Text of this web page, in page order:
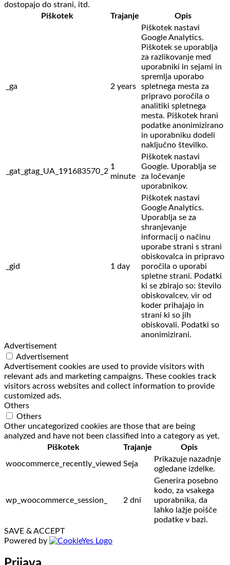
dostopajo do strani, itd.
Piškotek
Trajanje Opis
_ga 2 years
Piškotek nastavi
Google Analytics.
Piškotek se uporablja
za razlikovanje med
uporabniki in sejami in
spremlja uporabo
spletnega mesta za
pripravo poročila o
analitiki spletnega
mesta. Piškotek hrani
podatke anonimizirano
in uporabniku dodeli
naključno številko.
_gat_gtag_UA_191683570_2
1
minute
Piškotek nastavi
Google. Uporablja se
za ločevanje
uporabnikov.
_gid 1 day
Piškotek nastavi
Google Analytics.
Uporablja se za
shranjevanje
informacij o načinu
uporabe strani s strani
obiskovalca in pripravo
poročila o uporabi
spletne strani. Podatki
ki se zbirajo so: število
obiskovalcev, vir od
koder prihajajo in
strani ki so jih
obiskovali. Podatki so
anonimizirani.
Advertisement
Advertisement
Advertisement cookies are used to provide visitors with
relevant ads and marketing campaigns. These cookies track
visitors across websites and collect information to provide
customized ads.
Others
Others
Other uncategorized cookies are those that are being
analyzed and have not been classified into a category as yet.
Piškotek
Trajanje
Opis
woocommerce_recently_viewed Seja
Prikazuje nazadnje
ogledane izdelke.
wp_woocommerce_session_ 2 dni
Generira posebno
kodo, za vsakega
uporabnika, da
lahko lažje poišče
podatke v bazi.
SAVE & ACCEPT
Powered by